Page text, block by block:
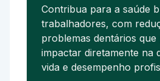
Contribua para a saúde
trabalhadores, com
problemas dentários que
impactar diretamente na
vida e desempenho